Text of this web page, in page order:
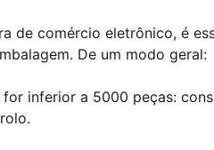
de comércio eletrônico, é
De um modo geral:
inferior a 5000 peças: